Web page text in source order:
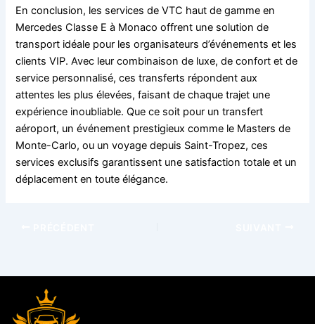
En conclusion, les services de VTC haut de gamme en
Mercedes Classe E à Monaco offrent une solution de
transport idéale pour les organisateurs d’événements et les
clients VIP. Avec leur combinaison de luxe, de confort et de
service personnalisé, ces transferts répondent aux
attentes les plus élevées, faisant de chaque trajet une
expérience inoubliable. Que ce soit pour un transfert
aéroport, un événement prestigieux comme le Masters de
Monte-Carlo, ou un voyage depuis Saint-Tropez, ces
services exclusifs garantissent une satisfaction totale et un
déplacement en toute élégance.